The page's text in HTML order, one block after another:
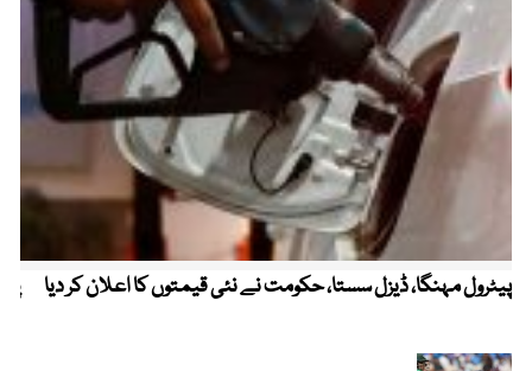
پیٹرول مہنگا، ڈیزل سستا، حکومت نے نئی قیمتوں کا اعلان کر دیا